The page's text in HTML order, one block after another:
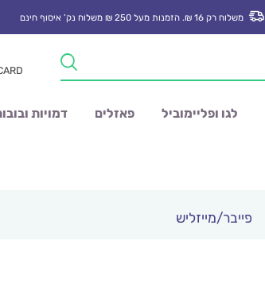
משלוח רק 16 ₪. הזמנות מעל 250 ₪ משלוח נק’ איסוף חינם
לגו ופליימוביל פאזלים דמויות
פייבר/מייזליש